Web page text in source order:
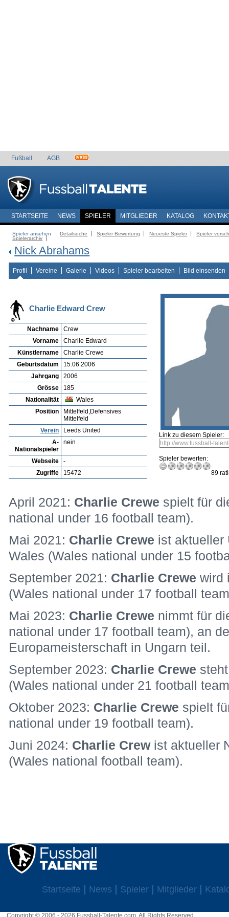
Fußball AGB
STARTSEITE NEWS SPIELER MITGLIEDER KATALOG
Spieler ansehen Detailsuche Spieler Bewertung Neueste Spieler
Spieler
Spielerarchiv
Nick Abrahams
Profil Vereine Galerie Videos Spieler bearbeiten Bild einsenden
Charlie Edward Crew
Nachname
Crew
Vorname
Charlie Edward
Künstlername
Charlie Crewe
Geburtsdatum
15.06.2006
Jahrgang
2006
Grösse
185
Nationalität
Wales
Position
Mittelfeld,Defensives
Mittelfeld
Verein
Leeds United
A-
Nationalspieler
nein
Webseite
-
Zugriffe
15472
Link zu diesem Spieler:
Spieler bewerten:
89
April 2021: Charlie Crewe spielt für
national under 16 football team).
Mai 2021: Charlie Crewe ist aktueller
Wales (Wales national under 15
September 2021: Charlie Crewewird
(Wales national under 17 football
Mai 2023: Charlie Crewe nimmt für
national under 17 football team), an
Europameisterschaft in Ungarn teil.
September 2023: Charlie Crewe
(Wales national under 21 football
Oktober 2023: Charlie Crewe spielt
national under 19 football team).
Juni 2024: Charlie Crew ist aktueller
(Wales national football team).
Startseite News Spieler Mitglieder
Copyright © 2006 - 2026 Fussball-Talente.com. All Rights Reserved.